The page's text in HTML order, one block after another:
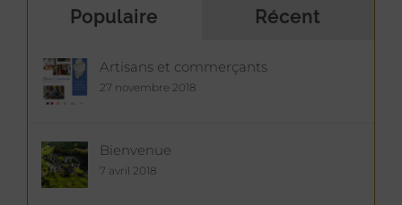
Populaire Récent
Artisans et commerçants
27 novembre 2018
Bienvenue
7 avril 2018